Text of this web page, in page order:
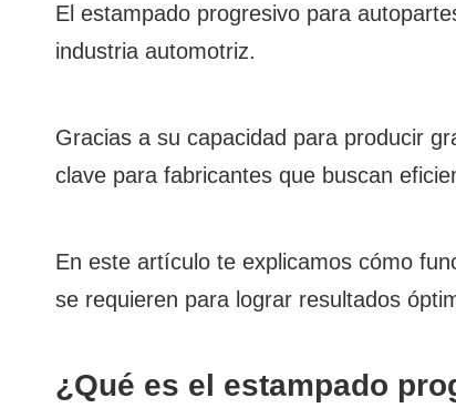
El estampado progresivo para
industria automotriz.
Gracias a su capacidad para producir
clave para fabricantes que buscan
En este artículo te explicamos cómo
se requieren para lograr resultados
¿Qué es el estampado